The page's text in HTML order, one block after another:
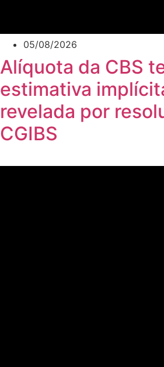
05/08/2026
Alíquota da CBS
estimativa
revelada por
CGIBS